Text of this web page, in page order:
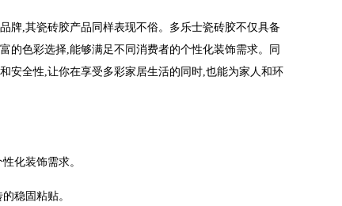
牌,其瓷砖胶产品同样表现不俗。多乐士瓷砖胶不仅具备
的色彩选择,能够满足不同消费者的个性化装饰需求。同
安全性,让你在享受多彩家居生活的同时,也能为家人和环
化装饰需求。
稳固粘贴。